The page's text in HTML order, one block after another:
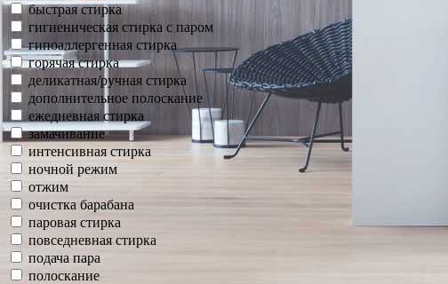
быстрая стирка
гигиеническая стирка с паром
гипоаллергенная стирка
горячая стирка
деликатная/ручная стирка
дополнительное полоскание
ежедневная стирка
замачивание
интенсивная стирка
ночной режим
отжим
очистка барабана
паровая стирка
повседневная стирка
подача пара
полоскание